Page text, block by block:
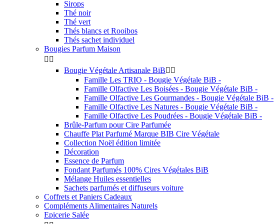
Sirops
Thé noir
Thé vert
Thés blancs et Rooibos
Thés sachet individuel
Bougies Parfum Maison
 
Bougie Végétale Artisanale BiB 
Famille Les TRIO - Bougie Végétale BiB -
Famille Olfactive Les Boisées - Bougie Végétale BiB -
Famille Olfactive Les Gourmandes - Bougie Végétale BiB -
Famille Olfactive Les Natures - Bougie Végétale BiB -
Famille Olfactive Les Poudrées - Bougie Végétale BiB -
Brûle-Parfum pour Cire Parfumée
Chauffe Plat Parfumé Marque BIB Cire Végétale
Collection Noël édition limitée
Décoration
Essence de Parfum
Fondant Parfumés 100% Cires Végétales BiB
Mélange Huiles essentielles
Sachets parfumés et diffuseurs voiture
Coffrets et Paniers Cadeaux
Compléments Alimentaires Naturels
Epicerie Salée